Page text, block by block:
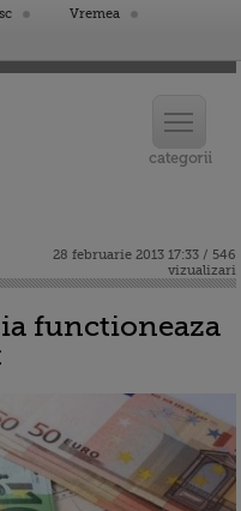
Vremea
28 februarie 2013 17:33 / 546
vizualizari
functioneaza